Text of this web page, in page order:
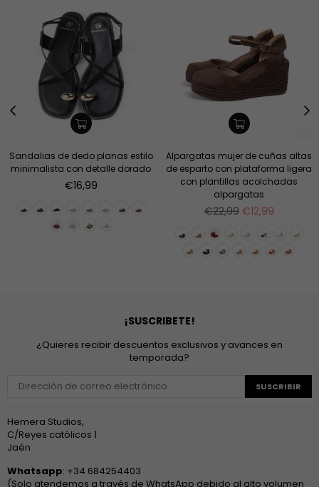
Sandalias de dedo planas estilo
minimalista con detalle dorado
Precio
€16,99
Alpargatas mujer de cuñas altas
de esparto con plataforma ligera
con plantillas acolchadas
alpargatas
Precio
€22,99 €12,99
¡SUSCRIBETE!
¿Quieres recibir descuentos exclusivos y avances en
temporada?
SUSCRIBIR
Hemera Studios,
C/Reyes católicos 1
Jaén
Whatsapp: +34 684254403
(Solo atendemos a través de WhatsApp debido al alto volumen